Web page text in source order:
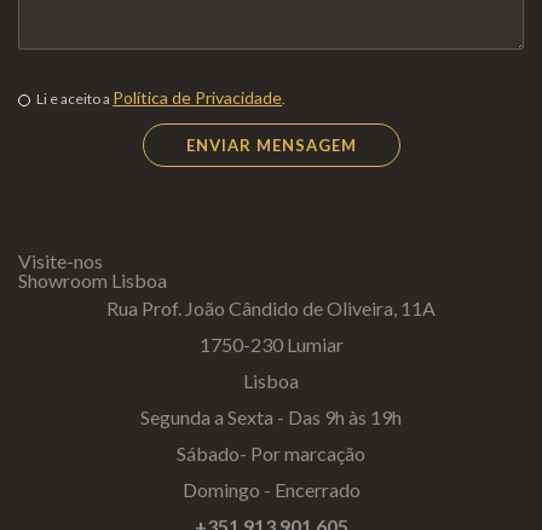
Li e aceito a Política de Privacidade.
Visite-nos
Showroom Lisboa
Rua Prof. João Cândido de Oliveira, 11A
1750-230 Lumiar
Lisboa
Segunda a Sexta - Das 9h às 19h
Sábado- Por marcação
Domingo - Encerrado